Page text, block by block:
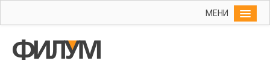
МЕНИ
Упис